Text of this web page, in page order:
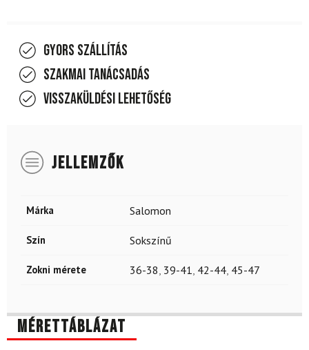
Gyors szállítás
Szakmai tanácsadás
Visszaküldési lehetőség
JELLEMZŐK
Márka Salomon
Szín Sokszínű
Zokni mérete 36-38, 39-41, 42-44, 45-47
Mérettáblázat